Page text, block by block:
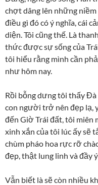
chợt dâng lên những
điều gì đó có ý nghĩa, cái
diện. Tôi cũng thế. Là
thức được sự sống của
tôi hiểu rằng mình cần
như hôm nay.
Rồi bỗng dưng tôi thấy
con người trở nên đẹp lạ,
đến Giờ Trái đất, tôi miên
xinh xắn của tôi lúc ấy sẽ
chùm pháo hoa rực rỡ
đẹp, thật lung linh và đầy
Vẫn biết là sẽ còn nhiều